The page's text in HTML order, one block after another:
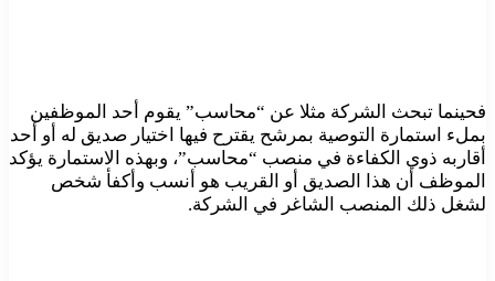
فحينما تبحث الشركة مثلا عن “محاسب” يقوم أحد الموظفين
بملء استمارة التوصية بمرشح يقترح فيها اختيار صديق له أو أحد
أقاربه ذوي الكفاءة في منصب “محاسب”، وبهذه الاستمارة يؤكد
الموظف أن هذا الصديق أو القريب هو أنسب وأكفأ شخص
لشغل ذلك المنصب الشاغر في الشركة.